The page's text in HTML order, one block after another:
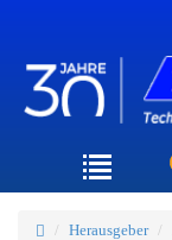
Herausgeber